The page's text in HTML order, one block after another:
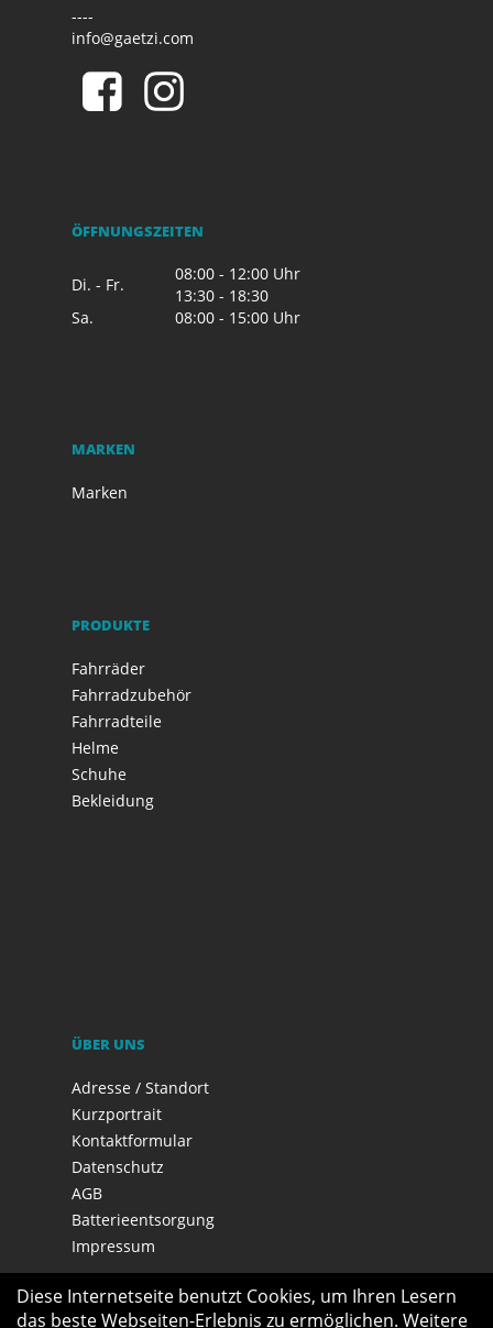
----
info@gaetzi.com
ÖFFNUNGSZEITEN
Di. - Fr.
08:00 - 12:00 Uhr
13:30 - 18:30
Sa.
08:00 - 15:00 Uhr
MARKEN
Marken
PRODUKTE
Fahrräder
Fahrradzubehör
Fahrradteile
Helme
Schuhe
Bekleidung
ÜBER UNS
Adresse / Standort
Kurzportrait
Kontaktformular
Datenschutz
AGB
Batterieentsorgung
Impressum
Diese Internetseite benutzt Cookies, um Ihren Lesern
das beste Webseiten-Erlebnis zu ermöglichen. Weitere